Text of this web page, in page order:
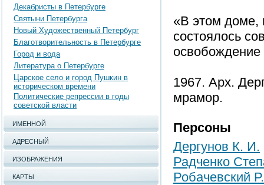
Декабристы в Петербурге
Святыни Петербурга
Новый Художественный Петербург
Благотворительность в Петербурге
Город и вода
Литература о Петербурге
Царское село и город Пушкин в
историческом времени
Политические репрессии в годы
советской власти
ИМЕННОЙ
АДРЕСНЫЙ
ИЗОБРАЖЕНИЯ
КАРТЫ
«В этом доме,
состоялось
освобождение
1967. Арх.
мрамор.
Персоны
Дергунов К. И.
Радченко
Робачевский